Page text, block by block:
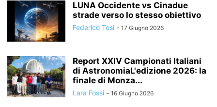
LUNA Occidente vs Cinadue
strade verso lo stesso obiettivo
Federico Tosi - 17 Giugno 2026
Report XXIV Campionati Italiani
di AstronomiaL'edizione 2026: la
finale di Monza...
Lara Fossi - 16 Giugno 2026